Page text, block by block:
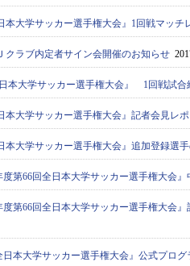
本大学サッカー選手権大会』1回戦マッチ
クラブ内定者サイン会開催のお知らせ
日本大学サッカー選手権大会』 1回戦試合
本大学サッカー選手権大会』記者会見レポ
本大学サッカー選手権大会』追加登録選
度第66回全日本大学サッカー選手権大会
度第66回全日本大学サッカー選手権大会
本大学サッカー選手権大会』公式プログ